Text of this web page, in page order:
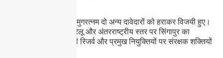
70.4% वोटों के साथ, शनमुगरत्नम दो अन्य दावेदारों को हराकर विजयी हुए।
राष्ट्रपति के रूप में, वह घरेलू और अंतरराष्ट्रीय स्तर पर सिंगापुर का
प्रतिनिधित्व करेंगे, साथ ही रिजर्व और प्रमुख नियुक्तियों पर संरक्षक शक्तियों